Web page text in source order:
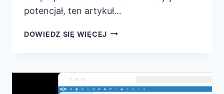
potencjał, ten artykuł…
DOWIEDZ SIĘ WIĘCEJILE
JAK